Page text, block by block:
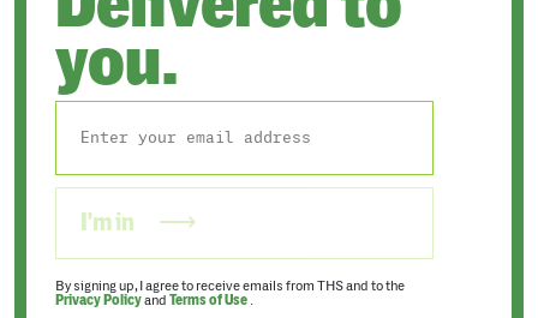
you.
I'm in
By signing up, I agree to receive emails from THS and to the
Privacy Policyand Terms of Use .